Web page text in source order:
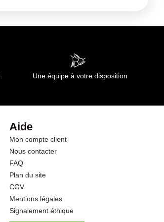
741 kj
2.10 g
Une équipe à votre disposition
Aide
Mon compte client
Nous contacter
FAQ
Plan du site
CGV
Mentions légales
Signalement éthique